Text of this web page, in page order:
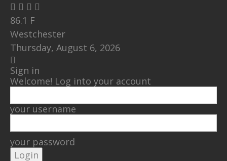
86.1 F
Westchester
Thursday, August 6, 2026
Sign in
Welcome! Log into your account
your username
your password